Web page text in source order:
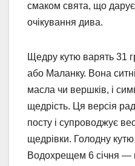
смаком свята, що дарує
очікування дива.
Щедру кутю варять 31
або Маланку. Вона
масла чи вершків, і
щедрість. Ця версія
посту і супроводжує
щедрівки. Голодну
Водохрещем 6 січня —